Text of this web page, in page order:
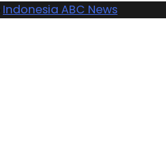
Indonesia ABC News